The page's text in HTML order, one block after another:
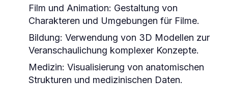
Film und Animation: Gestaltung von
Charakteren und Umgebungen für Filme.
Bildung: Verwendung von 3D Modellen zur
Veranschaulichung komplexer Konzepte.
Medizin: Visualisierung von anatomischen
Strukturen und medizinischen Daten.